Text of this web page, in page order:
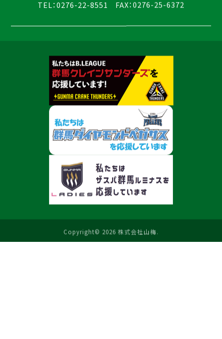
TEL：0276-22-8551 FAX：0276-25-6372
Copyright© 2026 株式会社山梅.